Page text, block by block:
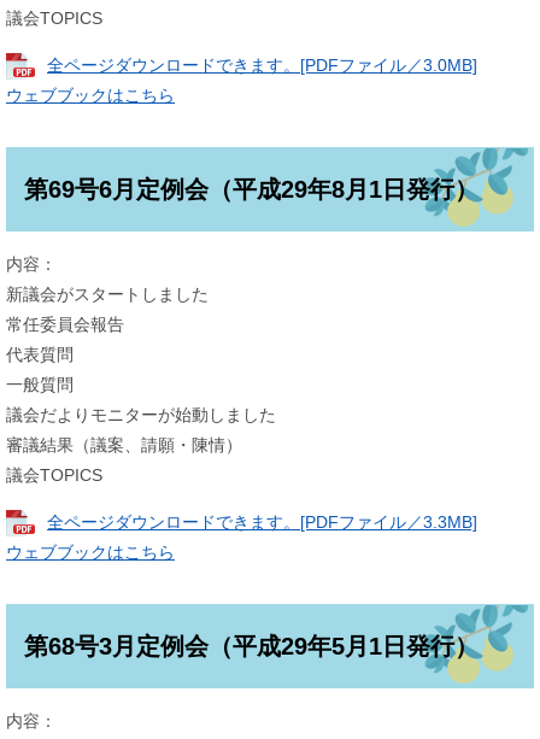
議会TOPICS
全ページダウンロードできます。[PDFファイル／3.0MB]
ウェブブックはこちら
第69号6月定例会（平成29年8月1日発行）
内容：
新議会がスタートしました
常任委員会報告
代表質問
一般質問
議会だよりモニターが始動しました
審議結果（議案、請願・陳情）
議会TOPICS
全ページダウンロードできます。[PDFファイル／3.3MB]
ウェブブックはこちら
第68号3月定例会（平成29年5月1日発行）
内容：